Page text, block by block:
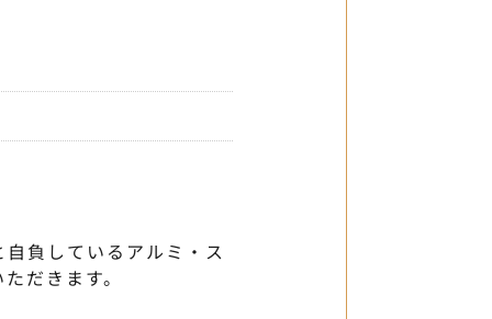
負しているアルミ・ス
だきます。